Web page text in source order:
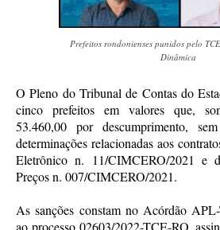
Prefeitos rondonienses punidos pelo
Dinâmica
O Pleno do Tribunal de Contas do
cinco prefeitos em valores que,
53.460,00 por descumprimento,
determinações relacionadas aos
Eletrônico n. 11/CIMCERO/2021 e
Preços n. 007/CIMCERO/2021.
As sanções constam no Acórdão
ao processo 02603/2022-TCE-RO,